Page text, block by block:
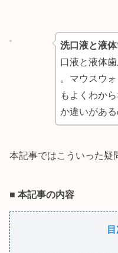
洗口液と液
口液と液体
。マウスウ
もよくわか
か違いがあ
本記事ではこういった疑
■ 本記事の内容